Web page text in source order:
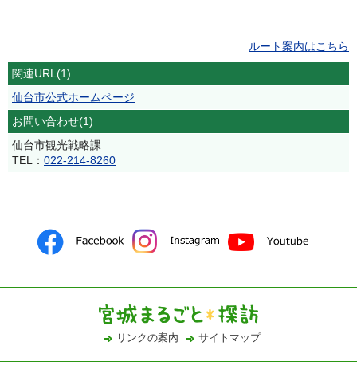
ルート案内はこちら
関連URL(1)
仙台市公式ホームページ
お問い合わせ(1)
仙台市観光戦略課
TEL： 022-214-8260
リンクの案内 サイトマップ